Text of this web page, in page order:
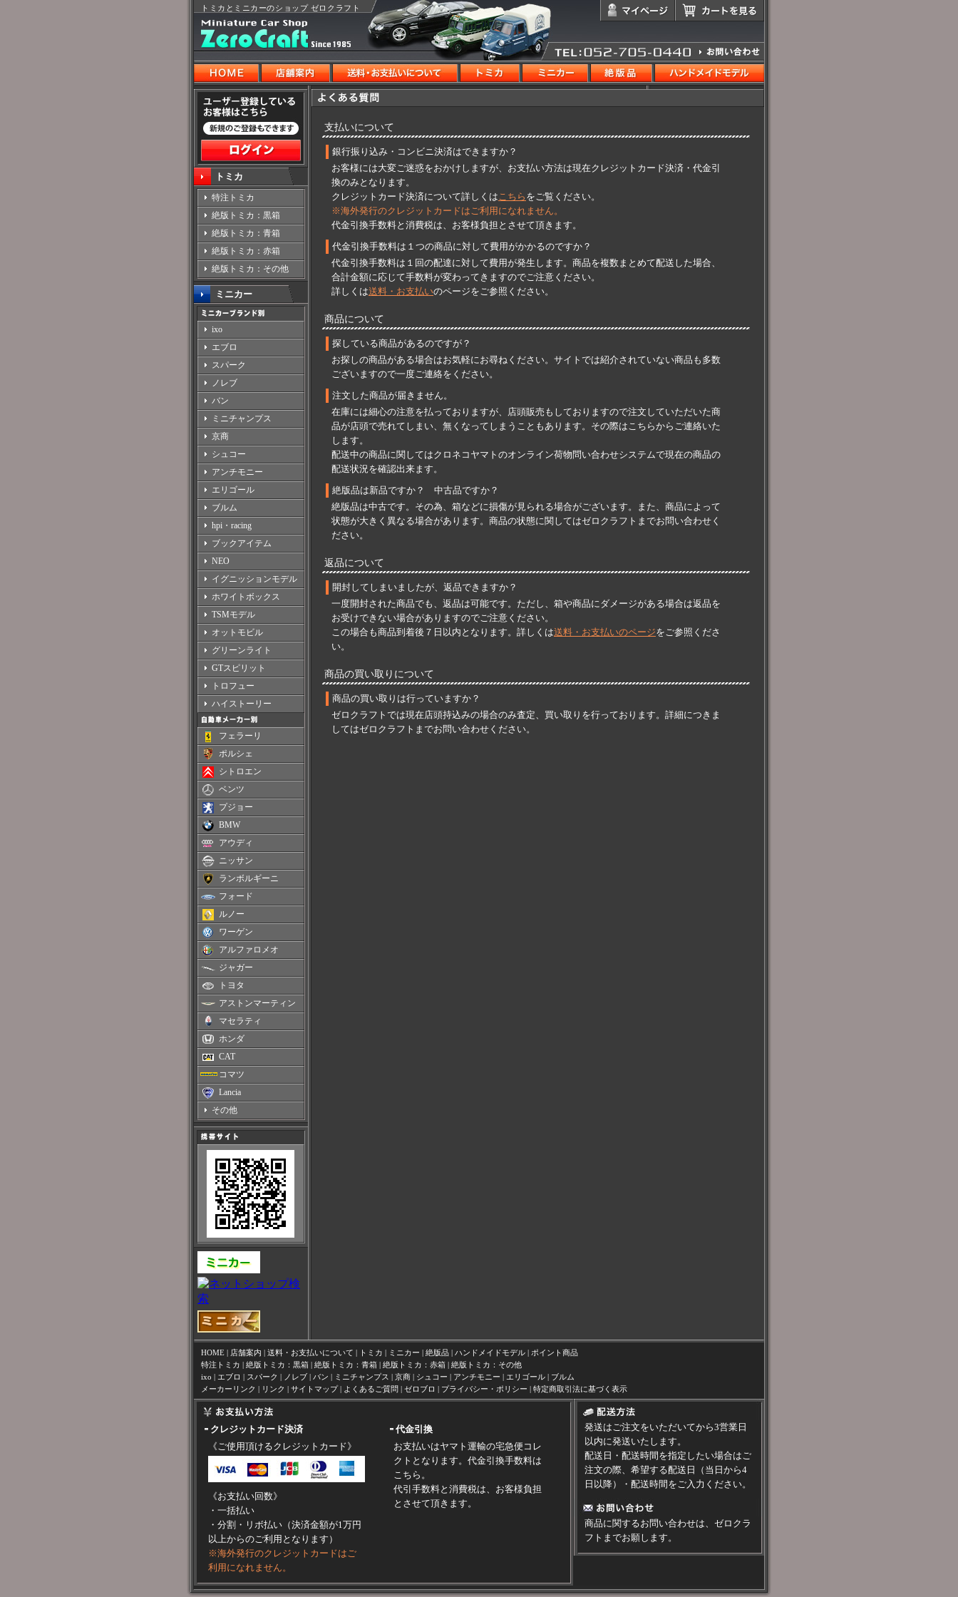
トミカとミニカーのショップ ゼロクラフト
支払いについて
銀行振り込み・コンビニ決済はできますか？
お客様には大変ご迷惑をおかけしますが、お支払い方法は現在クレジットカード決済・代金引
換のみとなります。
クレジットカード決済について詳しくはこちら をご覧ください。
※海外発行のクレジットカードはご利用になれません。
代金引換手数料と消費税は、お客様負担とさせて頂きます。
代金引換手数料は１つの商品に対して費用がかかるのですか？
代金引換手数料は１回の配達に対して費用が発生します。商品を複数まとめて配送した場合、
合計金額に応じて手数料が変わってきますのでご注意ください。
詳しくは送料・お支払いのページをご参照ください。
商品について
探している商品があるのですが？
お探しの商品がある場合はお気軽にお尋ねください。サイトでは紹介されていない商品も多数
ございますので一度ご連絡をください。
注文した商品が届きません。
在庫には細心の注意を払っておりますが、店頭販売もしておりますので注文していただいた商
品が店頭で売れてしまい、無くなってしまうこともあります。その際はこちらからご連絡いた
します。
配送中の商品に関してはクロネコヤマトのオンライン荷物問い合わせシステムで現在の商品の
配送状況を確認出来ます。
絶版品は新品ですか？ 中古品ですか？
絶版品は中古です。その為、箱などに損傷が見られる場合がございます。また、商品によって
状態が大きく異なる場合があります。商品の状態に関してはゼロクラフトまでお問い合わせく
ださい。
返品について
開封してしまいましたが、返品できますか？
一度開封された商品でも、返品は可能です。ただし、箱や商品にダメージがある場合は返品を
お受けできない場合がありますのでご注意ください。
この場合も商品到着後７日以内となります。詳しくは送料・お支払いのページをご参照くださ
い。
商品の買い取りについて
商品の買い取りは行っていますか？
ゼロクラフトでは現在店頭持込みの場合のみ査定、買い取りを行っております。詳細につきま
してはゼロクラフトまでお問い合わせください。
トミカ
特注トミカ
絶版トミカ：黒箱
絶版トミカ：青箱
絶版トミカ：赤箱
絶版トミカ：その他
ミニカー
ixo
エブロ
スパーク
ノレブ
バン
ミニチャンプス
京商
シュコー
アンチモニー
エリゴール
ブルム
hpi・racing
ブックアイテム
NEO
イグニッションモデル
ホワイトボックス
TSMモデル
オットモビル
グリーンライト
GTスピリット
トロフュー
ハイストーリー
フェラーリ
ポルシェ
シトロエン
ベンツ
プジョー
BMW
アウディ
ニッサン
ランボルギーニ
フォード
ルノー
ワーゲン
アルファロメオ
ジャガー
トヨタ
アストンマーティン
マセラティ
ホンダ
CAT
コマツ
Lancia
その他
HOME | 店舗案内 | 送料・お支払いについて | トミカ | ミニカー | 絶版品 | ハンドメイドモデル | ポイント商品
特注トミカ | 絶版トミカ：黒箱 | 絶版トミカ：青箱 | 絶版トミカ：赤箱 | 絶版トミカ：その他
ixo | エブロ | スパーク | ノレブ | バン | ミニチャンプス | 京商 | シュコー | アンチモニー | エリゴール | ブルム
メーカーリンク | リンク | サイトマップ| よくあるご質問 | ゼロブロ | プライバシー・ポリシー | 特定商取引法に基づく表示
クレジットカード決済
《ご使用頂けるクレジットカード》
《お支払い回数》
・一括払い
・分割・リボ払い（決済金額が1万円
以上からのご利用となります）
※海外発行のクレジットカードはご
利用になれません。
代金引換
お支払いはヤマト運輸の宅急便コレ
クトとなります。代金引換手数料は
こちら 。
代引手数料と消費税は、お客様負担
とさせて頂きます。
発送はご注文をいただいてから3営業日
以内に発送いたします。
配送日・配送時間を指定したい場合はご
注文の際、希望する配送日（当日から4
日以降）・配送時間をご入力ください。
商品に関するお問い合わせは、 ゼロクラ
フト までお願します。